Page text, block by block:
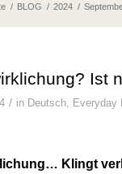
/ BLOG / 2024 /
Ist
/ in Deutsch, Everyday
Klingt